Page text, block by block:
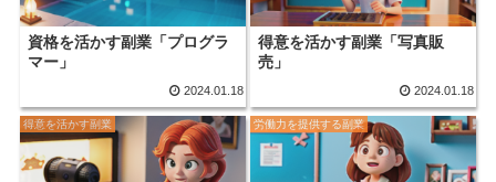
資格を活かす副業「プログラ
マー」
2024.01.18
得意を活かす副業「写真販
売」
2024.01.18
得意を活かす副業 労働力を提供する副業